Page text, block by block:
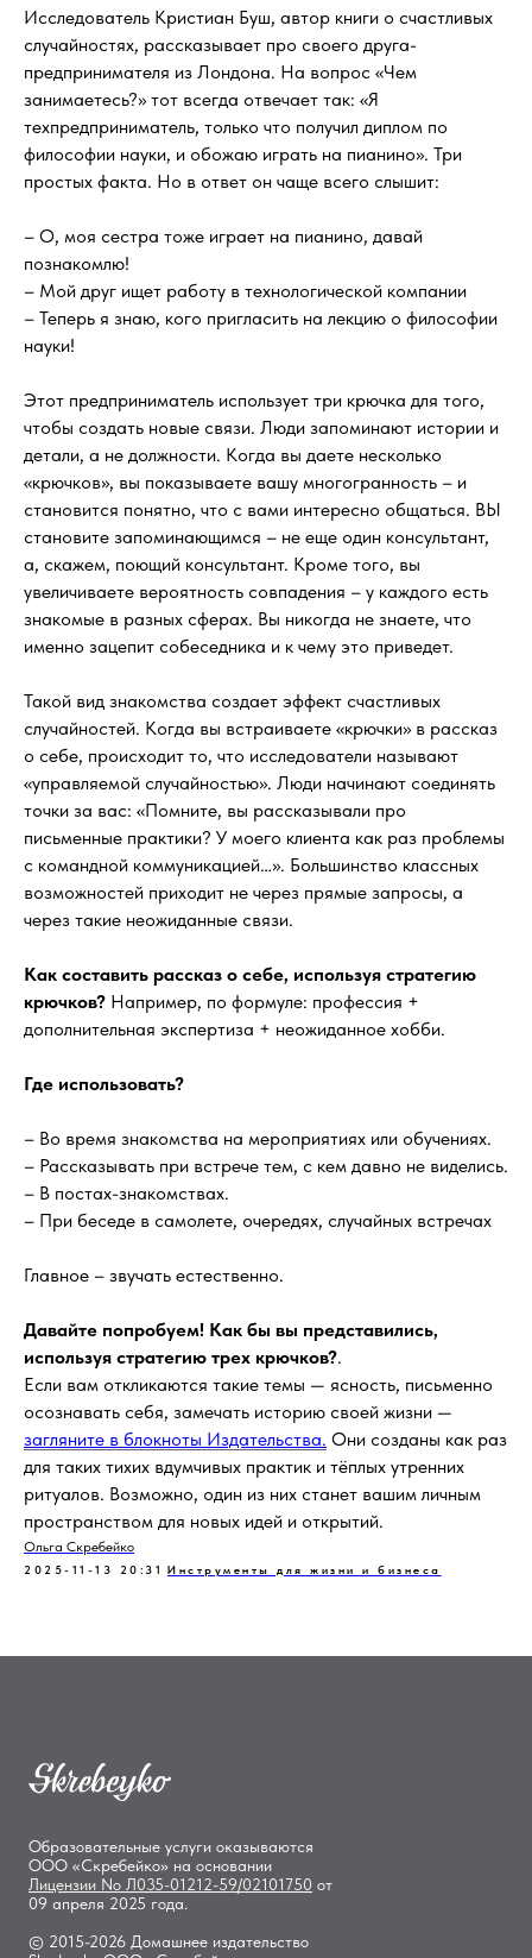
Исследователь Кристиан Буш, автор книги о счастливых
случайностях, рассказывает про своего друга-
предпринимателя из Лондона. На вопрос «Чем
занимаетесь?» тот всегда отвечает так: «Я
техпредприниматель, только что получил диплом по
философии науки, и обожаю играть на пианино». Три
простых факта. Но в ответ он чаще всего слышит:
– О, моя сестра тоже играет на пианино, давай
познакомлю!
– Мой друг ищет работу в технологической компании
– Теперь я знаю, кого пригласить на лекцию о философии
науки!
Этот предприниматель использует три крючка для того,
чтобы создать новые связи. Люди запоминают истории и
детали, а не должности. Когда вы даете несколько
«крючков», вы показываете вашу многогранность – и
становится понятно, что с вами интересно общаться. ВЫ
становите запоминающимся – не еще один консультант,
а, скажем, поющий консультант. Кроме того, вы
увеличиваете вероятность совпадения – у каждого есть
знакомые в разных сферах. Вы никогда не знаете, что
именно зацепит собеседника и к чему это приведет.
Такой вид знакомства создает эффект счастливых
случайностей. Когда вы встраиваете «крючки» в рассказ
о себе, происходит то, что исследователи называют
«управляемой случайностью». Люди начинают соединять
точки за вас: «Помните, вы рассказывали про
письменные практики? У моего клиента как раз проблемы
с командной коммуникацией…». Большинство классных
возможностей приходит не через прямые запросы, а
через такие неожиданные связи.
Как составить рассказ о себе, используя стратегию
крючков? Например, по формуле: профессия +
дополнительная экспертиза + неожиданное хобби.
Где использовать?
– Во время знакомства на мероприятиях или обучениях.
– Рассказывать при встрече тем, с кем давно не виделись.
– В постах-знакомствах.
– При беседе в самолете, очередях, случайных встречах
Главное – звучать естественно.
Давайте попробуем! Как бы вы представились,
используя стратегию трех крючков?.
Если вам откликаются такие темы — ясность, письменно
осознавать себя, замечать историю своей жизни —
загляните в блокноты Издательства. Они созданы как раз
для таких тихих вдумчивых практик и тёплых утренних
ритуалов. Возможно, один из них станет вашим личным
пространством для новых идей и открытий.
Ольга Скребейко
2025-11-13 20:31 Инструменты для жизни и бизнеса
Образовательные услуги оказываются
ООО «Скребейко» на основании
Лицензии No Л035-01212-59/02101750 от
09 апреля 2025 года.
© 2015-2026 Домашнее издательство